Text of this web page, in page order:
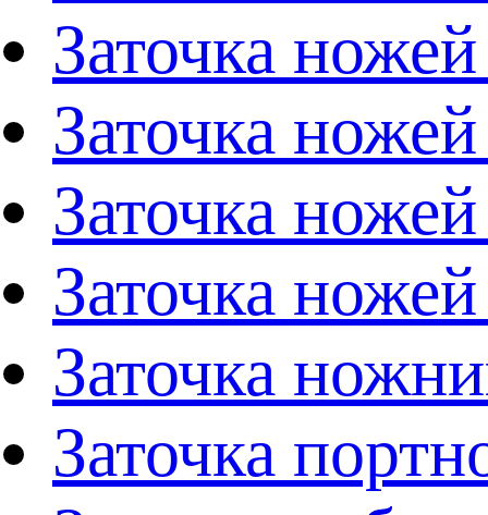
Заточка
Заточка
Заточка
Заточка
Заточка
Заточка